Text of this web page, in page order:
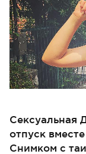
Сексуальная
отпуск
Снимком с